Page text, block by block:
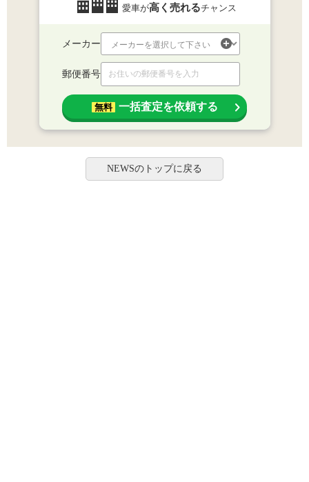
愛車が高く売れるチャンス
メーカー
郵便番号
無料 一括査定を依頼する
NEWSのトップに戻る